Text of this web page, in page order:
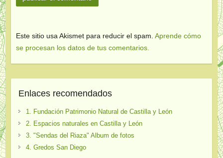
Este sitio usa Akismet para reducir el spam. Aprende cómo
se procesan los datos de tus comentarios.
Enlaces recomendados
1. Fundación Patrimonio Natural de Castilla y León
2. Espacios naturales en Castilla y León
3. "Sendas del Riaza" Album de fotos
4. Gredos San Diego